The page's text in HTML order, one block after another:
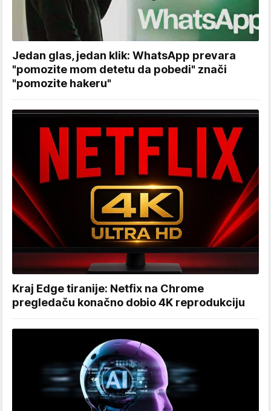
Jedan glas, jedan klik: WhatsApp prevara
"pomozite mom detetu da pobedi" znači
"pomozite hakeru"
Kraj Edge tiranije: Netfix na Chrome
pregledaču konačno dobio 4K reprodukciju